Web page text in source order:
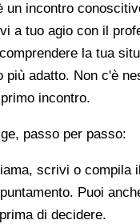
un incontro
a tuo agio con il
la tua
più adatto. Non c'è
incontro.
passo per passo:
scrivi o compila
Puoi
di decidere.